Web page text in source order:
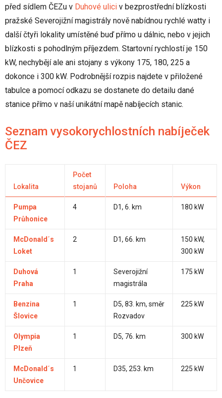
před sídlem ČEZu v Duhové ulici v bezprostřední blízkosti
pražské Severojižní magistrály nově nabídnou rychlé watty i
další čtyři lokality umístěné buď přímo u dálnic, nebo v jejich
blízkosti s pohodlným příjezdem. Startovní rychlostí je 150
kW, nechybějí ale ani stojany s výkony 175, 180, 225 a
dokonce i 300 kW. Podrobnější rozpis najdete v přiložené
tabulce a pomocí odkazu se dostanete do detailu dané
stanice přímo v naší unikátní mapě nabíjecích stanic.
Seznam vysokorychlostních nabíječek
ČEZ
Lokalita
Počet
stojanů
Poloha Výkon
Pumpa
Průhonice
4 D1, 6. km 180 kW
McDonald´s
Loket
2 D1, 66. km
150 kW,
300 kW
Duhová
Praha
1
Severojižní
magistrála
175 kW
Benzina
Šlovice
1
D5, 83. km, směr
Rozvadov
225 kW
Olympia
Plzeň
1 D5, 76. km 300 kW
McDonald´s
Unčovice
1 D35, 253. km 225 kW